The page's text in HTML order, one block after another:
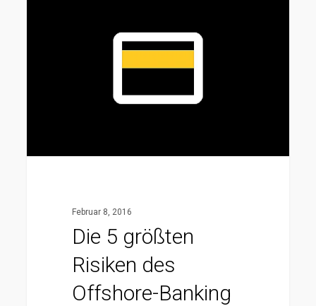
Februar 8, 2016
Die 5 größten
Risiken des
Offshore-Banking